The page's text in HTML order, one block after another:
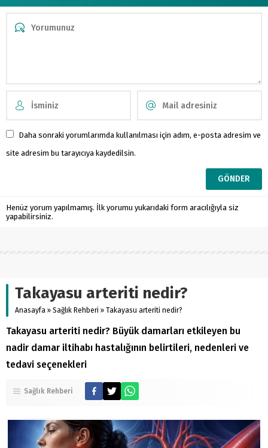
Daha sonraki yorumlarımda kullanılması için adım, e-posta adresim ve
site adresim bu tarayıcıya kaydedilsin.
Henüz yorum yapılmamış. İlk yorumu yukarıdaki form aracılığıyla siz
yapabilirsiniz.
Takayasu arteriti nedir?
Anasayfa » Sağlık Rehberi » Takayasu arteriti nedir?
Takayasu arteriti nedir? Büyük damarları etkileyen bu
nadir damar iltihabı hastalığının belirtileri, nedenleri ve
tedavi seçenekleri
Sağlık Rehberi